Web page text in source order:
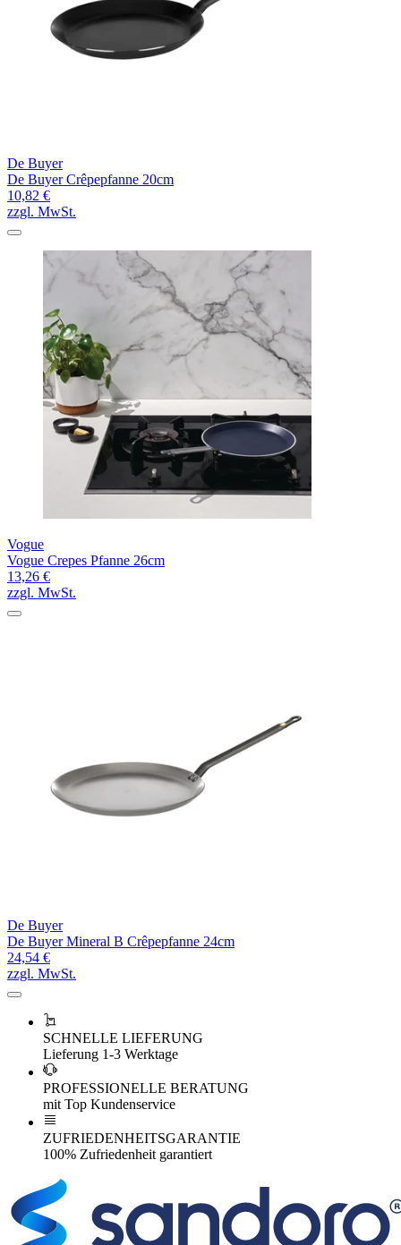
De Buyer
De Buyer Crêpepfanne 20cm
10,82 €
zzgl. MwSt.
Vogue
Vogue Crepes Pfanne 26cm
13,26 €
zzgl. MwSt.
De Buyer
De Buyer Mineral B Crêpepfanne 24cm
24,54 €
zzgl. MwSt.
SCHNELLE LIEFERUNG
Lieferung 1-3 Werktage
PROFESSIONELLE BERATUNG
mit Top Kundenservice
ZUFRIEDENHEITSGARANTIE
100% Zufriedenheit garantiert